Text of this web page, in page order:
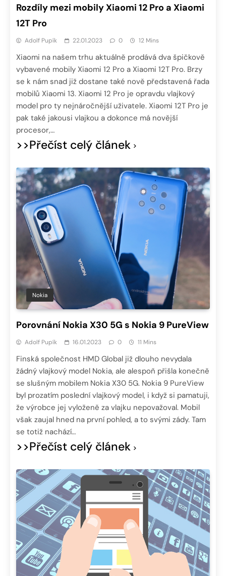
Rozdíly mezi mobily Xiaomi 12 Pro a Xiaomi
12T Pro
Adolf Pupík 22.01.2023 0 12 Mins
Xiaomi na našem trhu aktuálně prodává dva špičkově
vybavené mobily Xiaomi 12 Pro a Xiaomi 12T Pro. Brzy
se k nám snad již dostane také nově představená řada
mobilů Xiaomi 13. Xiaomi 12 Pro je opravdu vlajkový
model pro ty nejnáročnější uživatele. Xiaomi 12T Pro je
pak také jakousi vlajkou a dokonce má novější
procesor,…
>>Přečíst celý článek
Nokia
Porovnání Nokia X30 5G s Nokia 9 PureView
Adolf Pupík 16.01.2023 0 11 Mins
Finská společnost HMD Global již dlouho nevydala
žádný vlajkový model Nokia, ale alespoň přišla konečně
se slušným mobilem Nokia X30 5G. Nokia 9 PureView
byl prozatím poslední vlajkový model, i když si pamatuji,
že výrobce jej vyloženě za vlajku nepovažoval. Mobil
však zaujal hned na první pohled, a to svými zády. Tam
se totiž nachází…
>>Přečíst celý článek